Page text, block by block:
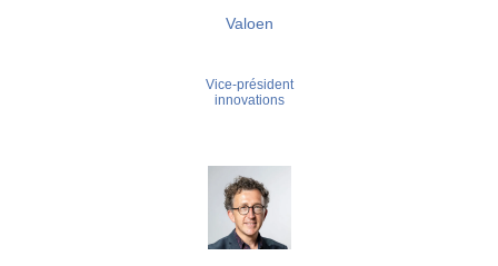
Valoen
Vice-président
innovations